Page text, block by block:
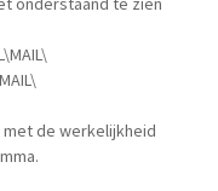
de werkelijkheid